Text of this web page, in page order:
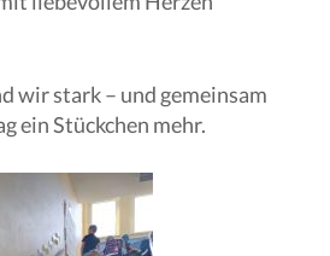
wir stark – und gemeinsam
ein Stückchen mehr.